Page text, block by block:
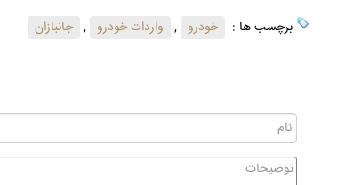
برچسب ها : خودرو , واردات خودرو , جانبازان